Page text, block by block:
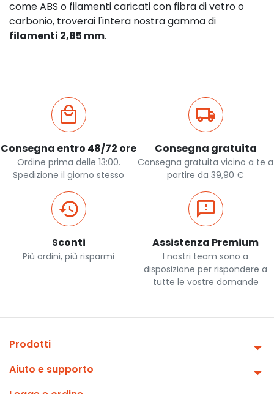
come ABS o filamenti caricati con fibra di vetro o
carbonio, troverai l'intera nostra gamma di
filamenti 2,85 mm.
Consegna entro 48/72 ore
Ordine prima delle 13:00.
Spedizione il giorno stesso
Consegna gratuita
Consegna gratuita vicino a te a
partire da 39,90 €
Sconti
Più ordini, più risparmi
Assistenza Premium
I nostri team sono a
disposizione per rispondere a
tutte le vostre domande
Prodotti
Aiuto e supporto